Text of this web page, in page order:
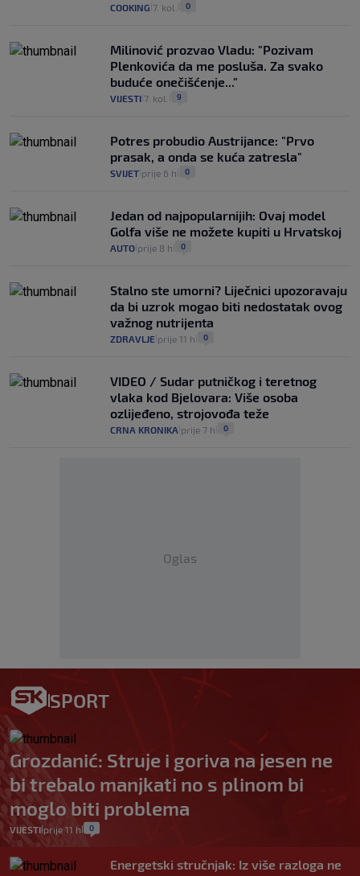
COOKING 7. kol. 0
Milinović prozvao Vladu: "Pozivam
Plenkovića da me posluša. Za svako
buduće onečišćenje..."
VIJESTI 7. kol. 9
Potres probudio Austrijance: "Prvo
prasak, a onda se kuća zatresla"
SVIJET prije 6 h 0
Jedan od najpopularnijih: Ovaj model
Golfa više ne možete kupiti u Hrvatskoj
AUTO prije 8 h 0
Stalno ste umorni? Liječnici upozoravaju
da bi uzrok mogao biti nedostatak ovog
važnog nutrijenta
ZDRAVLJE prije 11 h 0
VIDEO / Sudar putničkog i teretnog
vlaka kod Bjelovara: Više osoba
ozlijeđeno, strojovođa teže
CRNA KRONIKA prije 7 h 0
Oglas
SPORT
Grozdanić: Struje i goriva na jesen ne
bi trebalo manjkati no s plinom bi
moglo biti problema
VIJESTI prije 11 h 0
Energetski stručnjak: Iz više razloga ne